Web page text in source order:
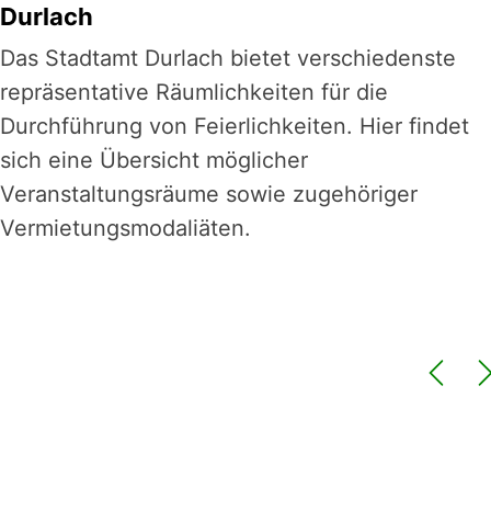
Durlach
Das Stadtamt Durlach bietet verschiedenste
repräsentative Räumlichkeiten für die
Durchführung von Feierlichkeiten. Hier findet
sich eine Übersicht möglicher
Veranstaltungsräume sowie zugehöriger
Vermietungsmodaliäten.